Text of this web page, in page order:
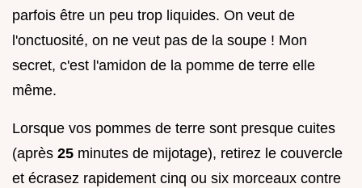
parfois être un peu trop liquides. On veut de
l'onctuosité, on ne veut pas de la soupe ! Mon
secret, c'est l'amidon de la pomme de terre elle
même.
Lorsque vos pommes de terre sont presque cuites
(après 25 minutes de mijotage), retirez le couvercle
et écrasez rapidement cinq ou six morceaux contre